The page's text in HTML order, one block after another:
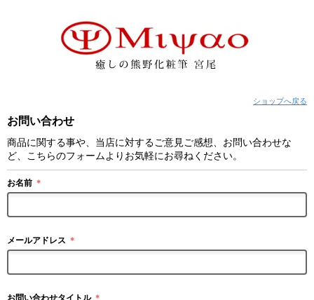
ショップへ戻る
お問い合わせ
商品に関する事や、当店に対するご意見ご感想、お問い合わせな
ど、こちらのフォームよりお気軽にお尋ねください。
お名前 ＊
メールアドレス ＊
お問い合わせタイトル ＊